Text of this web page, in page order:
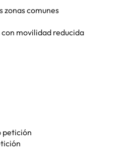
zonas comunes
movilidad reducida
petición